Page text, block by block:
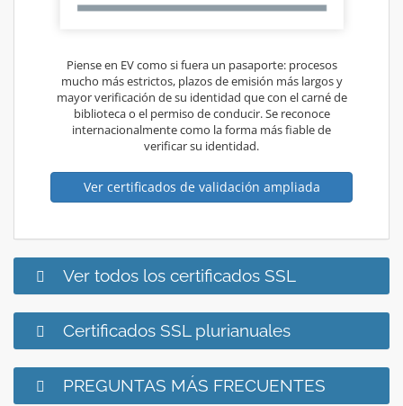
Piense en EV como si fuera un pasaporte: procesos
mucho más estrictos, plazos de emisión más largos y
mayor verificación de su identidad que con el carné de
biblioteca o el permiso de conducir. Se reconoce
internacionalmente como la forma más fiable de
verificar su identidad.
Ver certificados de validación ampliada
Ver todos los certificados SSL
Certificados SSL plurianuales
PREGUNTAS MÁS FRECUENTES